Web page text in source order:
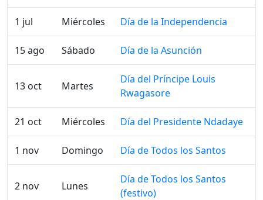
1 jul Miércoles Día de la Independencia
15 ago Sábado Día de la Asunción
13 oct Martes
Día del Príncipe Louis
Rwagasore
21 oct Miércoles Día del Presidente Ndadaye
1 nov Domingo Día de Todos los Santos
2 nov Lunes
Día de Todos los Santos
(festivo)